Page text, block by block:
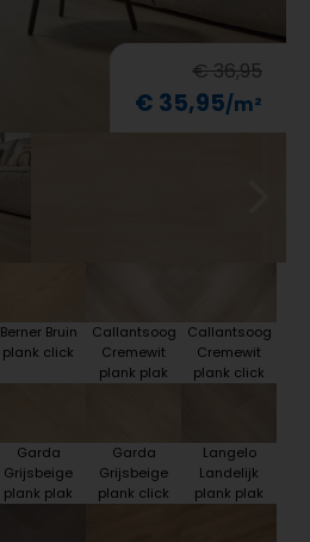
€ 36,95
€ 35,95
Berner Bruin
plank click
Callantsoog
Cremewit
plank plak
Callantsoog
Cremewit
plank click
Garda
Grijsbeige
plank plak
Garda
Grijsbeige
plank click
Langelo
Landelijk
plank plak